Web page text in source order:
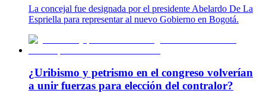
La concejal fue designada por el presidente Abelardo De La
Espriella para representar al nuevo Gobierno en Bogotá.
¿Uribismo y petrismo en el congreso volverían
a unir fuerzas para elección del contralor?